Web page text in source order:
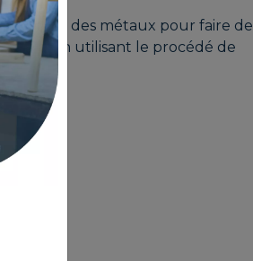
des métaux pour faire de
en utilisant le procédé de